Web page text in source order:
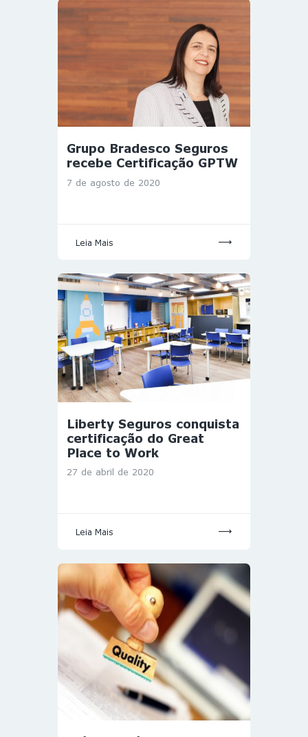
Grupo Bradesco Seguros
recebe Certificação GPTW
7 de agosto de 2020
Leia Mais
Liberty Seguros conquista
certificação do Great
Place to Work
27 de abril de 2020
Leia Mais